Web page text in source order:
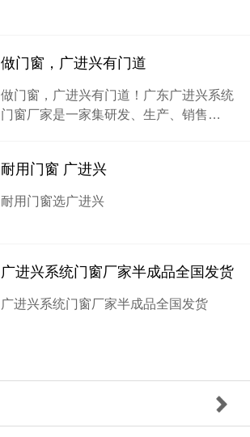
做门窗，广进兴有门道
做门窗，广进兴有门道！广东广进兴系统
门窗厂家是一家集研发、生产、销售…
耐用门窗 广进兴
耐用门窗选广进兴
广进兴系统门窗厂家半成品全国发货
广进兴系统门窗厂家半成品全国发货